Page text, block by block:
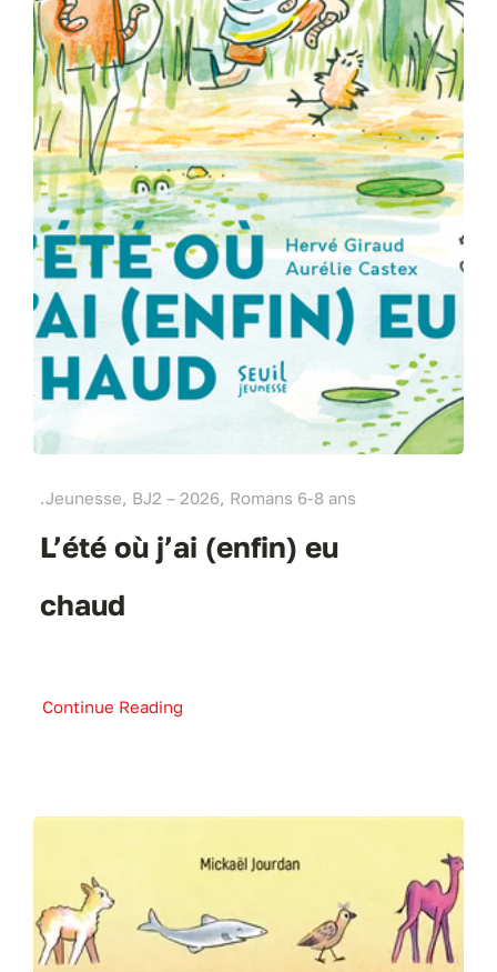
.Jeunesse, BJ2 – 2026, Romans 6-8 ans
L’été où j’ai (enfin) eu
chaud
Continue Reading